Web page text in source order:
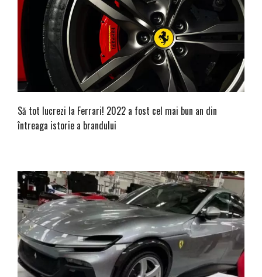
Să tot lucrezi la Ferrari! 2022 a fost cel mai bun an din
întreaga istorie a brandului